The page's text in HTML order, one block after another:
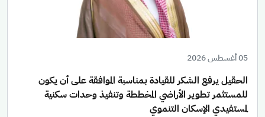
05 أغسطس 2026
الحقيل يرفع الشكر للقيادة بمناسبة الموافقة على أن يكون
للمستثمر تطوير الأراضي المخططة وتنفيذ وحدات سكنية
لمستفيدي الإسكان التنموي